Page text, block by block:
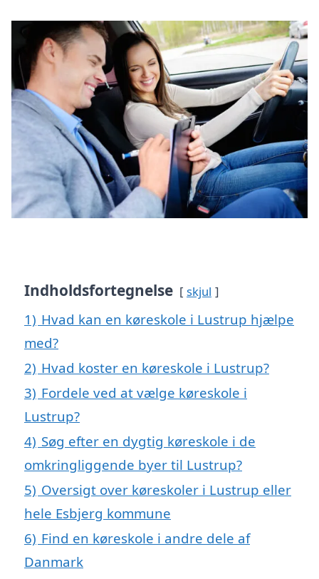
Indholdsfortegnelse skjul
1) Hvad kan en køreskole i Lustrup hjælpe
med?
2) Hvad koster en køreskole i Lustrup?
3) Fordele ved at vælge køreskole i
Lustrup?
4) Søg efter en dygtig køreskole i de
omkringliggende byer til Lustrup?
5) Oversigt over køreskoler i Lustrup eller
hele Esbjerg kommune
6) Find en køreskole i andre dele af
Danmark